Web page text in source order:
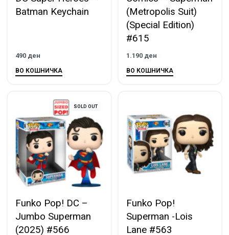
Batman Keychain
490 ден
ВО КОШНИЧКА
(Metropolis Suit)
(Special Edition)
#615
1.190 ден
ВО КОШНИЧКА
SOLD OUT
Funko Pop! DC –
Jumbo Superman
(2025) #566
Funko Pop!
Superman -Lois
Lane #563